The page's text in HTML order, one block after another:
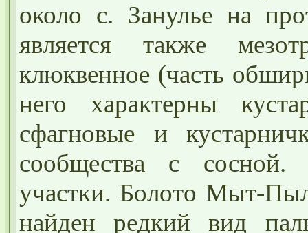
около с. Занулье на
является также
клюквенное (часть
него характерны
сфагновые и
сообщества с сосной.
участки. Болото Мыт-
найден редкий вид